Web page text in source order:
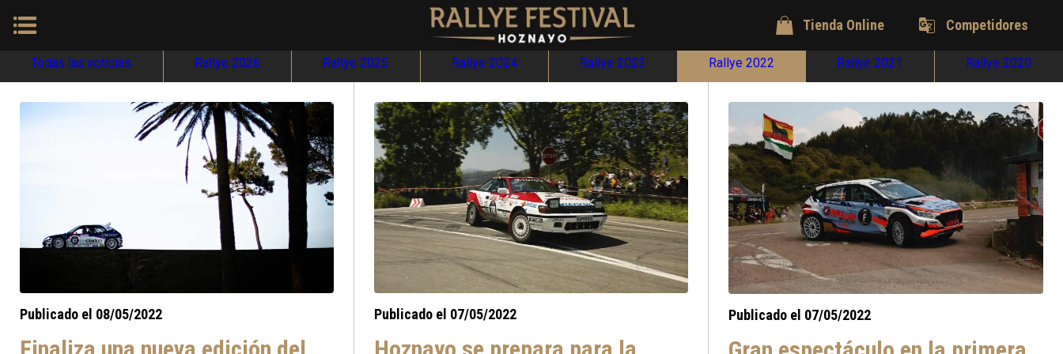
Tienda Online Competidores
Todas las noticias Rallye 2026 Rallye 2025 Rallye 2024 Rallye 2023 Rallye 2022 Rallye 2021 Rallye 2020
Publicado el 08/05/2022 Publicado el 07/05/2022 Publicado el 07/05/2022